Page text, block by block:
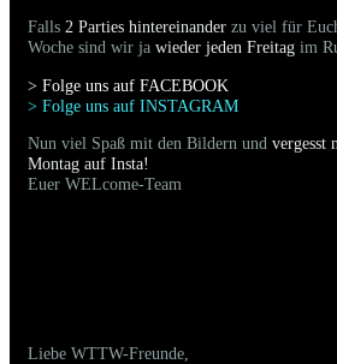
Falls 2 Parties hintereinander zu viel für
Woche sind wir ja wieder jeden Freitag im
> Folge uns auf FACEBOOK
> Folge uns auf INSTAGRAM
Nun viel Spaß mit den Bildern und vergesst
Montag auf Insta!
Euer WELcome-Team
Liebe WTTW-Freunde,